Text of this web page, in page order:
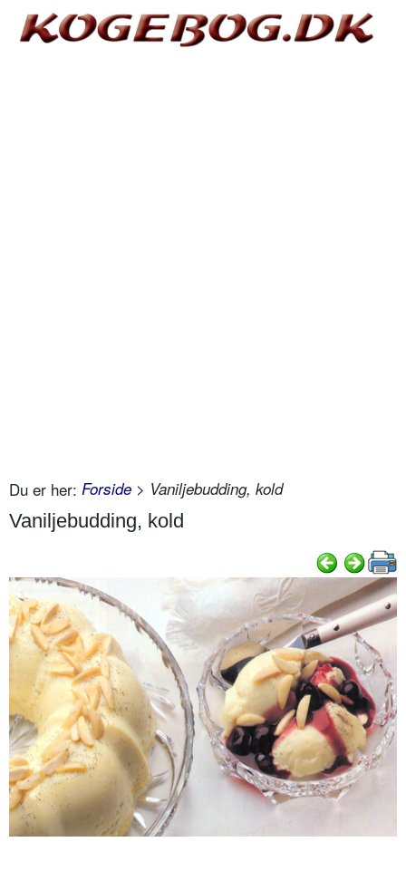
Du er her: Forside > Vaniljebudding, kold
Vaniljebudding, kold